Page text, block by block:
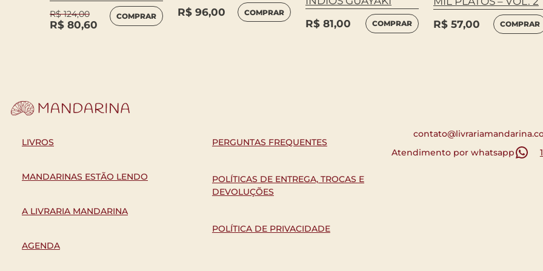
R$124,00
R$ 80,60
COMPRAR
R$ 96,00 COMPRAR
R$ 81,00 COMPRAR
R$ 57,00 COMPRAR
LIVROS
MANDARINAS ESTÃO LENDO
A LIVRARIA MANDARINA
AGENDA
PERGUNTAS FREQUENTES
POLÍTICAS DE ENTREGA, TROCAS E
DEVOLUÇÕES
POLÍTICA DE PRIVACIDADE
Atendimento por whatsapp